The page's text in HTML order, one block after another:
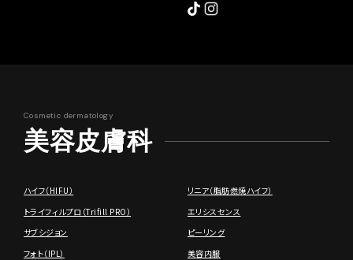
美容皮膚科
ハイフ（HIFU）
リニア（脂肪燃焼ハイフ）
トライフィルプロ（Trifill PRO）
エリシスセンス
サブシジョン
ピーリング
フォト（IPL）
美容内服